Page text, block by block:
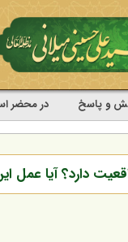
و پاسخ در محضر
دارد؟ آیا